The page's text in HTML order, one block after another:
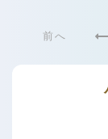
前へ